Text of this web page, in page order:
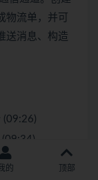
流单，并可
送消息、构造
(09:26)
及实现
的 顶部